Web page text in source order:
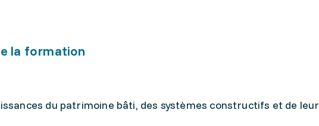
la formation
du patrimoine bâti, des systèmes constructifs et de